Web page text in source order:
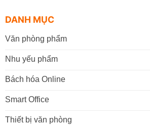
DANH MỤC
Văn phòng phẩm
Nhu yếu phẩm
Bách hóa Online
Smart Office
Thiết bị văn phòng